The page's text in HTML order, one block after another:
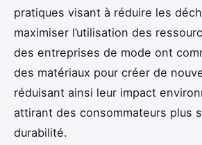
pratiques visant à réduire les
maximiser l’utilisation des
des entreprises de mode ont
des matériaux pour créer de
réduisant ainsi leur impact
attirant des consommateurs plus
durabilité.